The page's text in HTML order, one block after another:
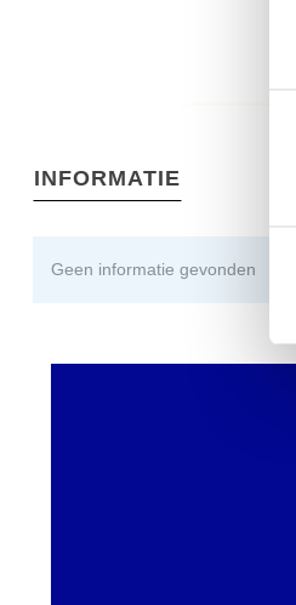
INFORMATIE
Geen informatie gevonden